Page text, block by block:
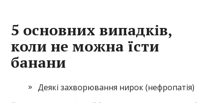
5 основних випадків,
коли не можна їсти
банани
Деякі захворювання нирок (нефропатія)